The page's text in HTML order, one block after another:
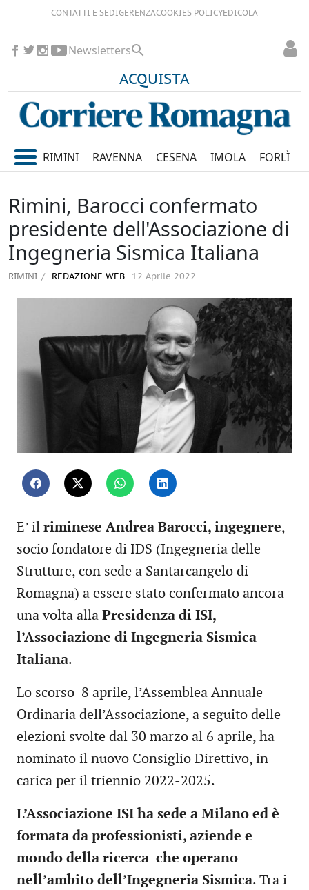
CONTATTI E SEDIGERENZACOOKIES POLICYEDICOLA
ACQUISTA
Newsletters
RIMINI RAVENNA CESENA IMOLA FORLÌ
Rimini, Barocci confermato
presidente dell'Associazione di
Ingegneria Sismica Italiana
RIMINI REDAZIONE WEB 12 Aprile 2022
E’ il riminese Andrea Barocci, ingegnere,
socio fondatore di IDS (Ingegneria delle
Strutture, con sede a Santarcangelo di
Romagna) a essere stato confermato ancora
una volta alla Presidenza di ISI,
l’Associazione di Ingegneria Sismica
Italiana.
Lo scorso 8 aprile, l’Assemblea Annuale
Ordinaria dell’Associazione, a seguito delle
elezioni svolte dal 30 marzo al 6 aprile, ha
nominato il nuovo Consiglio Direttivo, in
carica per il triennio 2022-2025.
L’Associazione ISI ha sede a Milano ed è
formata da professionisti, aziende e
mondo della ricerca che operano
nell’ambito dell’Ingegneria Sismica. Tra i